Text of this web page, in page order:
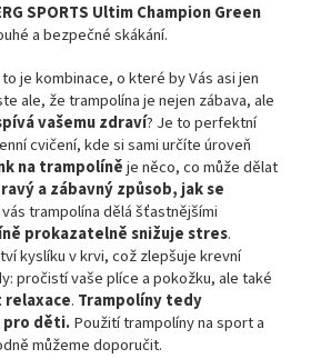
SPORTS Ultim Champion Green
a bezpečné skákání.
to je kombinace, o které by Vás asi jen
ale, že trampolína je nejen zábava, ale
vašemu zdraví? Je to perfektní
cvičení, kde si sami určíte úroveň
na trampolíněje něco, co může dělat
a zábavný způsob, jak se
trampolína dělá šťastnějšími
prokazatelně snižuje stres.
kyslíku v krvi, což zlepšuje krevní
pročistí vaše plíce a pokožku, ale také
relaxace. Trampolíny tedy
pro děti.Použití trampolíny na sport a
můžeme doporučit.